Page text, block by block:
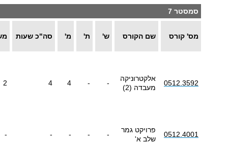
סמסטר 7
מס' קורס שם הקורס ש' ת' מ' סה"כ שעות
0512.3592
אלקטרוניקה
מעבדה (2)
-
-
4
4
2
0512.4001
פרויקט גמר
שלב א'
-
-
-
-
-